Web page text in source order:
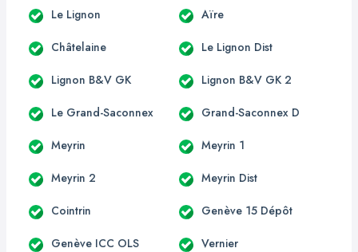
Le Lignon Aïre
Châtelaine Le Lignon Dist
Lignon B&V GK Lignon B&V GK 2
Le Grand-Saconnex Grand-Saconnex D
Meyrin Meyrin 1
Meyrin 2 Meyrin Dist
Cointrin Genève 15 Dépôt
Genève ICC OLS Vernier